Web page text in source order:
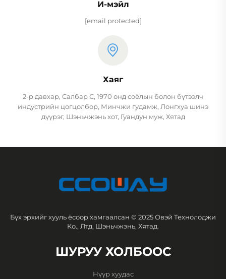
И-мэйл
[email protected]
Хаяг
2-р давхар, Салбар С, 1970 онд соёлын болон бүтээлч
индустрийн цогцолбор, Минчжи гудамж, Лонгхуа шинэ
дүүрэг, Шэньчжэнь хот, Гуандун муж, Хятад
Бүх эрхийг хууль ёсоор хамгаалсан © 2025 Овэй Технолоджи
Ко., Лтд, Шэньчжэнь, Хятад.
ШУРУУ ХОЛБООС
Нүүр хуудас